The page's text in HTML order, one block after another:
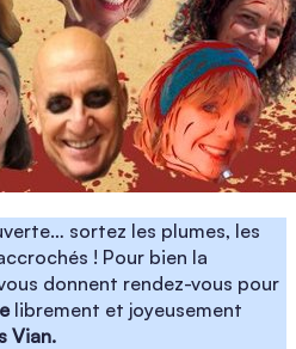
sortez les plumes, les
! Pour bien la
donnent rendez-vous pour
librement et joyeusement
Vian.